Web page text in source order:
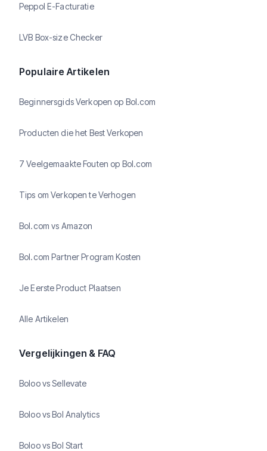
Peppol E-Facturatie
LVB Box-size Checker
Populaire Artikelen
Beginnersgids Verkopen op Bol.com
Producten die het Best Verkopen
7 Veelgemaakte Fouten op Bol.com
Tips om Verkopen te Verhogen
Bol.com vs Amazon
Bol.com Partner Program Kosten
Je Eerste Product Plaatsen
Alle Artikelen
Vergelijkingen & FAQ
Boloo vs Sellevate
Boloo vs Bol Analytics
Boloo vs Bol Start